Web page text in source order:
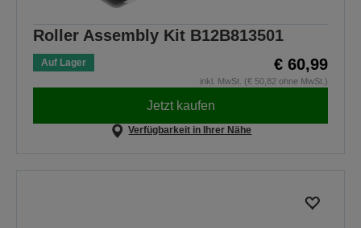
Roller Assembly Kit B12B813501
Auf Lager € 60,99
inkl. MwSt. (€ 50,82 ohne MwSt.)
Jetzt kaufen
Verfügbarkeit in Ihrer Nähe